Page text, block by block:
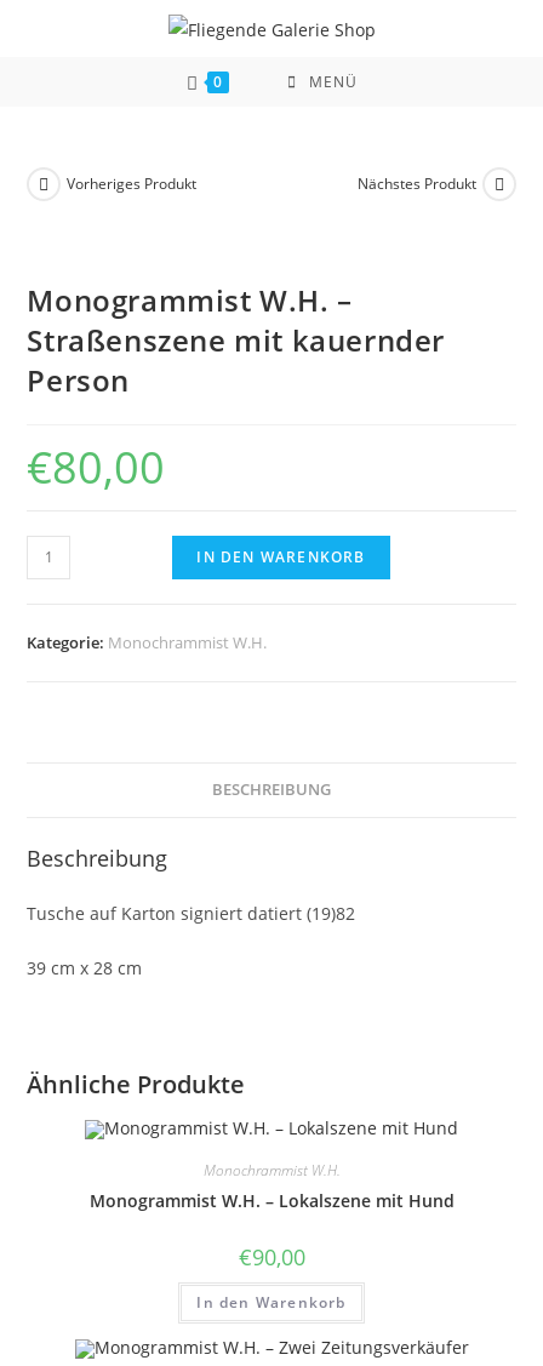
0 MENÜ
Vorheriges Produkt Nächstes Produkt
Monogrammist W.H. –
Straßenszene mit kauernder
Person
€80,00
Monogrammist
W.H.
Straßenszene
IN DEN WARENKORB
Kategorie: Monochrammist W.H.
BESCHREIBUNG
Beschreibung
Tusche auf Karton signiert datiert (19)82
39 cm x 28 cm
Ähnliche Produkte
Monochrammist W.H.
Monogrammist W.H. – Lokalszene mit Hund
€90,00
In den Warenkorb